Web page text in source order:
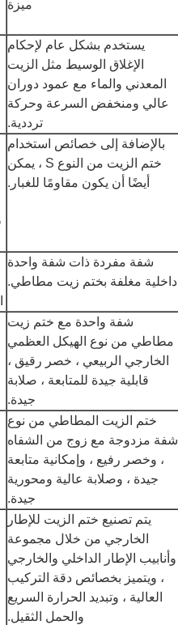
ميزة
يستخدم بشكل عام لإحكام
الإغلاق الوسيط مثل الزيت
المعدني والماء مع عمود دوران
عالي ومنخفض السرعة وحركة
ترددية.
بالإضافة إلى خصائص استخدام
ختم الزيت من النوع S ، يمكن
أيضًا أن يكون مقاومًا للغبار.
شفة مفردة ذات شفة واحدة
داخلية مغلفة بختم زيت مطاطي.
شفة واحدة مع ختم زيت
مطاطي من نوع الهيكل العظمي
الخارجي الربيعي ، خصر رقيق ،
قابلية جيدة للمتابعة ، صلابة
جيدة.
ختم الزيت المطاطي من نوع
شفة مزدوجة مع زوج من الشفاه
، وخصر رفيع ، وإمكانية متابعة
جيدة ، وصلابة عالية ومحورية
جيدة.
يتم تصنيع ختم الزيت للإطار
الخارجي من خلال مجموعة
وأنابيب الإطار الداخلي والخارجي
، ويتميز بخصائص دقة التركيب
العالية ، وتبديد الحرارة السريع
والحمل الثقيل.